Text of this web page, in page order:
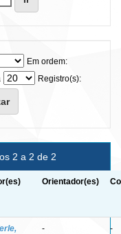
Em ordem:
Registro(s):
2 a 2 de 2
Orientador(es)
- -